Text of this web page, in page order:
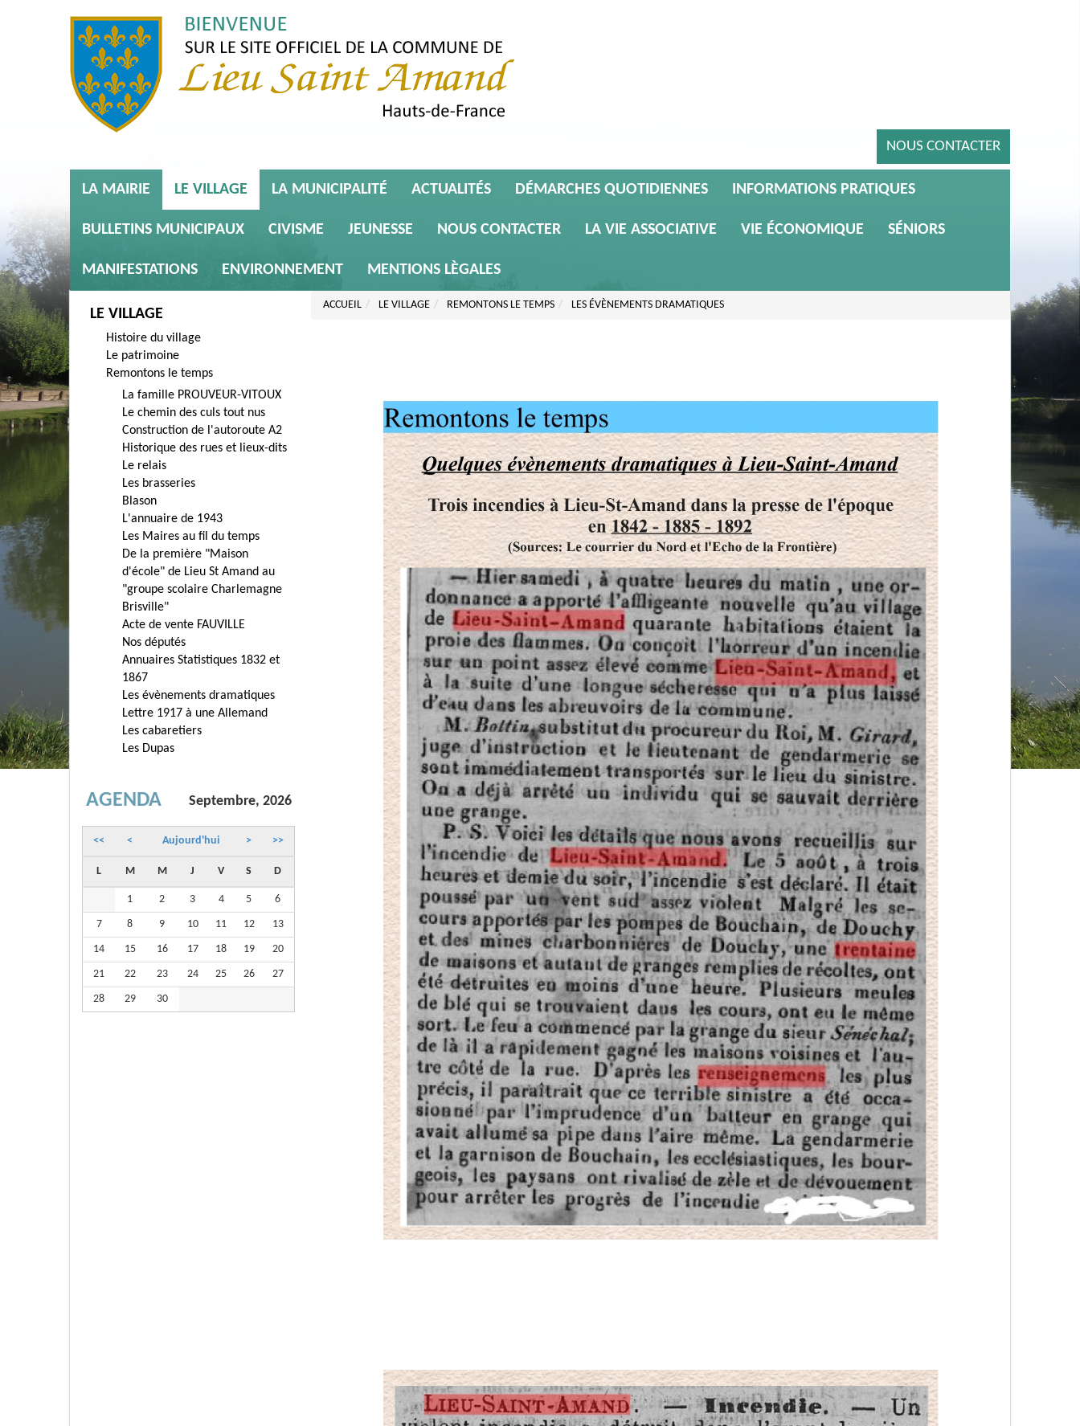
NOUS CONTACTER
LA MAIRIE LE VILLAGE LA MUNICIPALITÉ ACTUALITÉS DÉMARCHES QUOTIDIENNES INFORMATIONS PRATIQUES
BULLETINS MUNICIPAUX CIVISME JEUNESSE NOUS CONTACTER LA VIE ASSOCIATIVE VIE ÉCONOMIQUE SÉNIORS
MANIFESTATIONS ENVIRONNEMENT MENTIONS LÈGALES
LE VILLAGE
Histoire du village
Le patrimoine
Remontons le temps
La famille PROUVEUR-VITOUX
Le chemin des culs tout nus
Construction de l'autoroute A2
Historique des rues et lieux-dits
Le relais
Les brasseries
Blason
L'annuaire de 1943
Les Maires au fil du temps
De la première "Maison
d'école" de Lieu St Amand au
"groupe scolaire Charlemagne
Brisville"
Acte de vente FAUVILLE
Nos députés
Annuaires Statistiques 1832 et
1867
Les évènements dramatiques
Lettre 1917 à une Allemand
Les cabaretiers
Les Dupas
AGENDA Septembre, 2026
<< < Aujourd'hui > >>
L M M J V S D
1 2 3 4 5 6
7 8 9 10 11 12 13
14 15 16 17 18 19 20
21 22 23 24 25 26 27
28 29 30
ACCUEIL LE VILLAGE REMONTONS LE TEMPS LES ÉVÈNEMENTS DRAMATIQUES